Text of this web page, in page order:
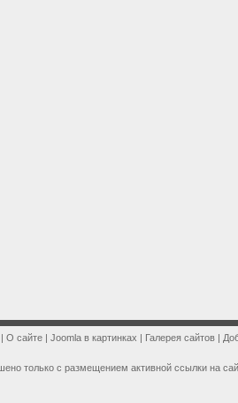
| О сайте | Joomla в картинках | Галерея сайтов |
только с размещением активной ссылки на